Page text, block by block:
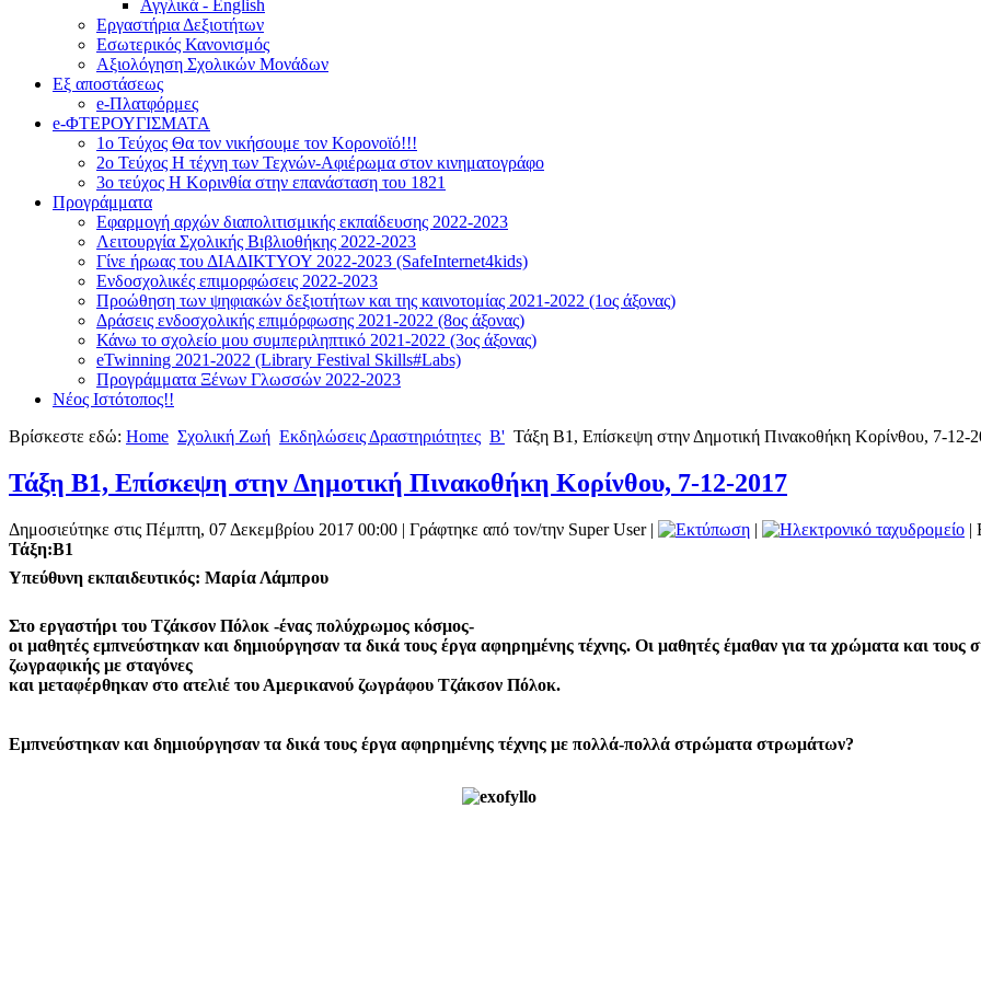
Αγγλικά - English
Εργαστήρια Δεξιοτήτων
Εσωτερικός Κανονισμός
Αξιολόγηση Σχολικών Μονάδων
Εξ αποστάσεως
e-Πλατφόρμες
e-ΦΤΕΡΟΥΓΙΣΜΑΤΑ
1ο Τεύχος Θα τον νικήσουμε τον Κορονοϊό!!!
2ο Τεύχος Η τέχνη των Τεχνών-Αφιέρωμα στον κινηματογράφο
3ο τεύχος Η Κορινθία στην επανάσταση του 1821
Προγράμματα
Εφαρμογή αρχών διαπολιτισμικής εκπαίδευσης 2022-2023
Λειτουργία Σχολικής Βιβλιοθήκης 2022-2023
Γίνε ήρωας του ΔΙΑΔΙΚΤΥΟΥ 2022-2023 (SafeInternet4kids)
Ενδοσχολικές επιμορφώσεις 2022-2023
Προώθηση των ψηφιακών δεξιοτήτων και της καινοτομίας 2021-2022 (1ος άξονας)
Δράσεις ενδοσχολικής επιμόρφωσης 2021-2022 (8ος άξονας)
Κάνω το σχολείο μου συμπεριληπτικό 2021-2022 (3ος άξονας)
eTwinning 2021-2022 (Library Festival Skills#Labs)
Προγράμματα Ξένων Γλωσσών 2022-2023
Νέος Ιστότοπος!!
Βρίσκεστε εδώ: Home Σχολική Ζωή Εκδηλώσεις Δραστηριότητες Β' Τάξη Β1, Επίσκεψη στην Δημοτική Πινακοθήκη Κορίνθου, 7-12-
Τάξη Β1, Επίσκεψη στην Δημοτική Πινακοθήκη Κορίνθου, 7-12-2017
Δημοσιεύτηκε στις Πέμπτη, 07 Δεκεμβρίου 2017 00:00 | Γράφτηκε από τον/την Super User| |
|
Τάξη:Β1
Υπεύθυνη εκπαιδευτικός: Μαρία Λάμπρου
Στο εργαστήρι του Τζάκσον Πόλοκ -ένας πολύχρωμος κόσμος-
οι μαθητές εμπνεύστηκαν και δημιούργησαν τα δικά τους έργα αφηρημένης τέχνης. Οι μαθητές έμαθαν για τα χρώματα και τους
ζωγραφικής με σταγόνες
και μεταφέρθηκαν στο ατελιέ του Αμερικανού ζωγράφου Τζάκσον Πόλοκ.
Εμπνεύστηκαν και δημιούργησαν τα δικά τους έργα αφηρημένης τέχνης με πολλά-πολλά στρώματα στρωμάτων?